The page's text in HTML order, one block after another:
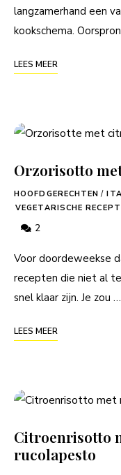
langzamerhand een
kookschema.
LEES MEER
Orzorisotto
HOOFDGERECHTEN /
VEGETARISCHE
2
Voor doordeweekse
recepten die niet al
snel klaar zijn. Je zou …
LEES MEER
Citroenrisotto
rucolapesto